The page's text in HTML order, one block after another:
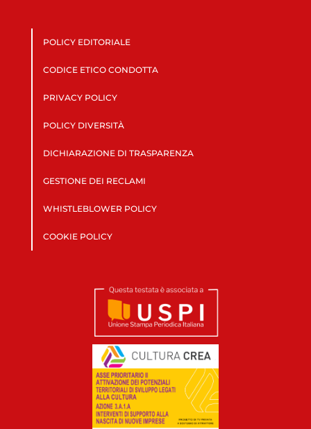
POLICY EDITORIALE
CODICE ETICO CONDOTTA
PRIVACY POLICY
POLICY DIVERSITÀ
DICHIARAZIONE DI TRASPARENZA
GESTIONE DEI RECLAMI
WHISTLEBLOWER POLICY
COOKIE POLICY